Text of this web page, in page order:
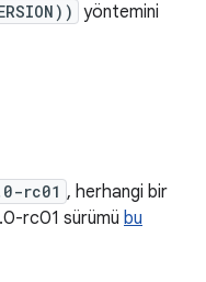
yöntemini
rc01 , herhangi bir
rc01 sürümü bu